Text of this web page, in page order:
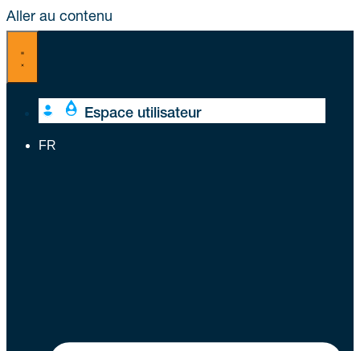
Aller au contenu
Espace utilisateur
FR